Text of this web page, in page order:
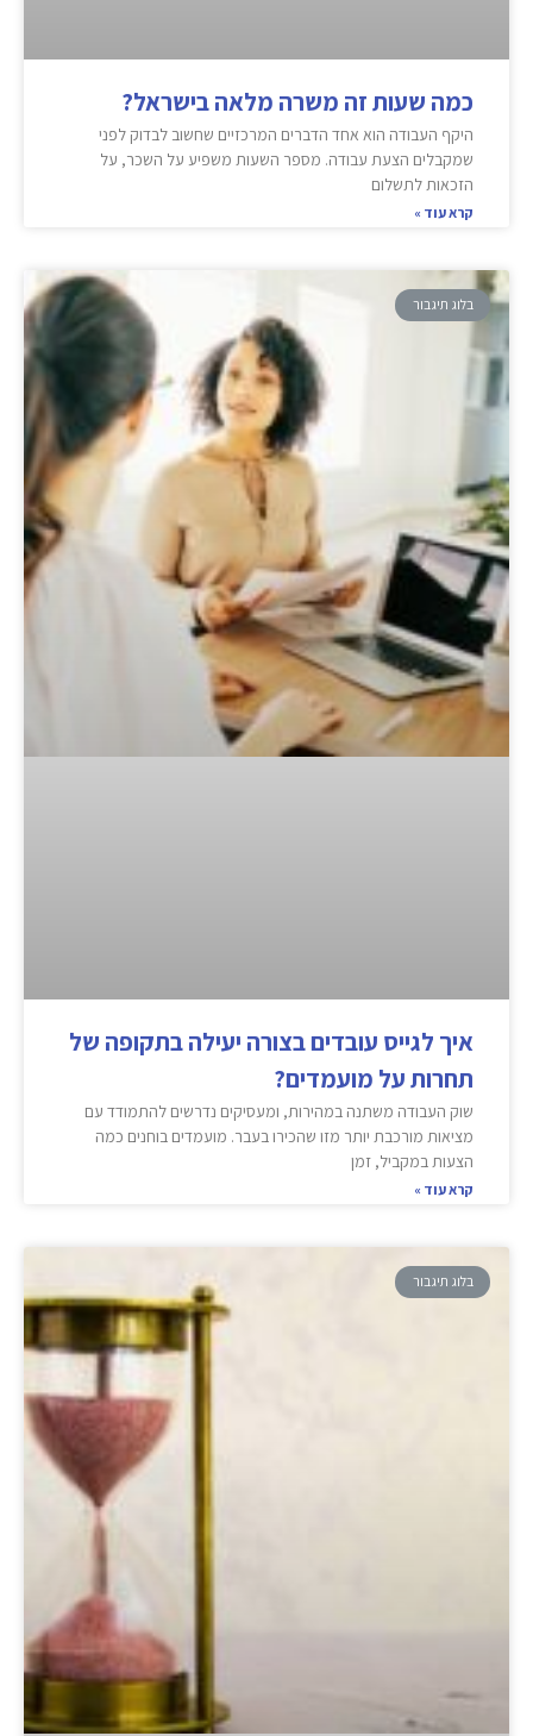
כמה שעות זה משרה מלאה בישראל?
היקף העבודה הוא אחד הדברים המרכזיים שחשוב לבדוק לפני
שמקבלים הצעת עבודה. מספר השעות משפיע על השכר, על
הזכאות לתשלום
קרא עוד »
בלוג תיגבור
איך לגייס עובדים בצורה יעילה בתקופה של
תחרות על מועמדים?
שוק העבודה משתנה במהירות, ומעסיקים נדרשים להתמודד עם
מציאות מורכבת יותר מזו שהכירו בעבר. מועמדים בוחנים כמה
הצעות במקביל, זמן
קרא עוד »
בלוג תיגבור